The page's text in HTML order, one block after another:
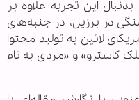
این تجربه علاوه بر
در برزیل، در جنبه‌های
لاتین به تولید محتوا
کاسترو» و «مردی به نام